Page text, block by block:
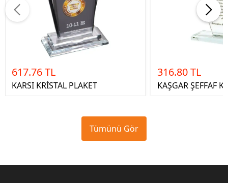
617.76 TL
KARSI KRİSTAL PLAKET
316.80 TL
KAŞGAR ŞEFFAF
Tümünü Gör